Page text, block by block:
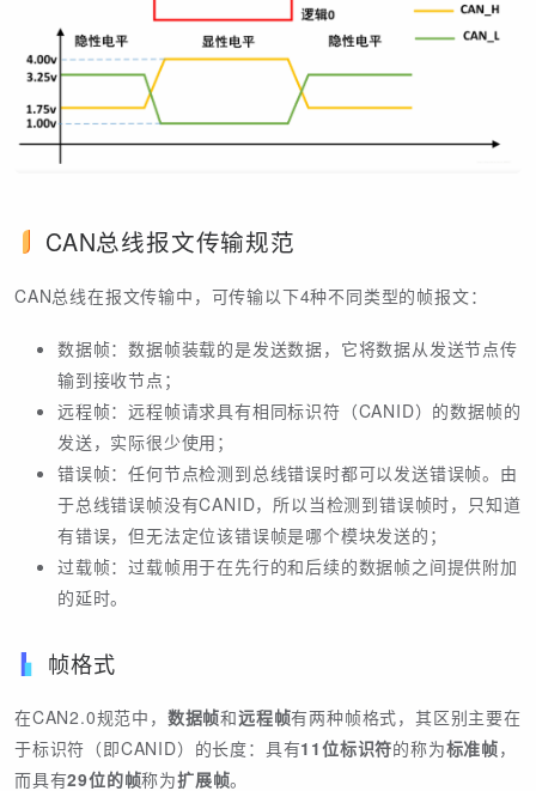
CAN总线报文传输规范
CAN总线在报文传输中，可传输以下4种不同类型的帧报文：
数据帧：数据帧装载的是发送数据，它将数据从发送节点传
输到接收节点；
远程帧：远程帧请求具有相同标识符（CANID）的数据帧的
发送，实际很少使用；
错误帧：任何节点检测到总线错误时都可以发送错误帧。由
于总线错误帧没有CANID，所以当检测到错误帧时，只知道
有错误，但无法定位该错误帧是哪个模块发送的；
过载帧：过载帧用于在先行的和后续的数据帧之间提供附加
的延时。
帧格式
在CAN2.0规范中， 数据帧和远程帧有两种帧格式，其区别主要在
于标识符（即CANID）的长度：具有11位标识符的称为标准帧，
而具有29位的帧称为扩展帧。